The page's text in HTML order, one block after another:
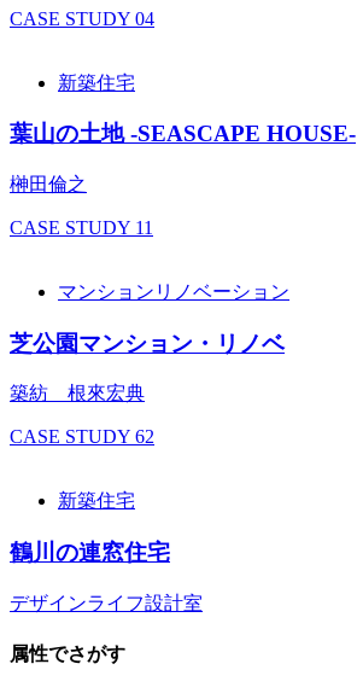
CASE STUDY 04
新築住宅
葉山の土地 -SEASCAPE HOUSE-
榊田倫之
CASE STUDY 11
マンションリノベーション
芝公園マンション・リノベ
築紡 根來宏典
CASE STUDY 62
新築住宅
鶴川の連窓住宅
デザインライフ設計室
属性でさがす